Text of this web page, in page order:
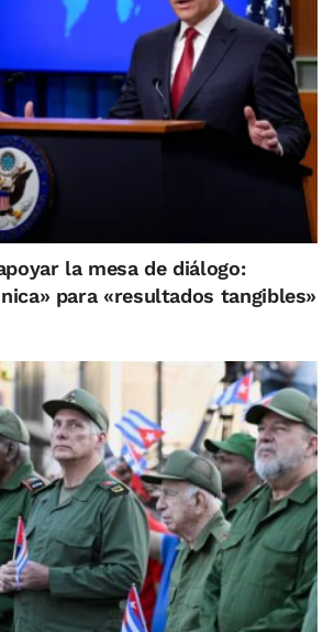
la mesa de diálogo:
para «resultados tangibles»